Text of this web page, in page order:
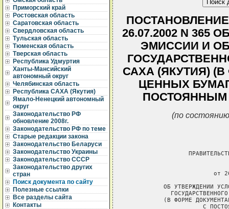
Приморский край
Ростовская область
Саратовская область
Свердловская область
Тульская область
Тюменская область
Тверская область
Республика Удмуртия
Ханты-Мансийский
автономный округ
Челябинская область
Республика САХА (Якутия)
Ямало-Ненецкий автономный
округ
Законодательство РФ
обновление 2008г.
Законодательство РФ по теме
Старые редакции закона
Законодательство Беларуси
Законодательство Украины
Законодательство СССР
Законодательство других
стран
Поиск документа по сайту
Полезные ссылки
Все разделы сайта
Контакты
26.07.2002 N
ЭМИССИИ И
САХА (ЯКУТИЯ)
ЦЕННЫХ
(по